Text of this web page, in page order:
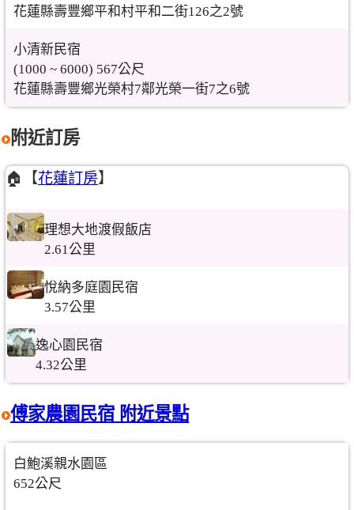
花蓮縣壽豐鄉平和村平和二街126之2號
小清新民宿
(1000 ~ 6000) 567公尺
花蓮縣壽豐鄉光榮村7鄰光榮一街7之6號
附近訂房
🏠【花蓮訂房】
理想大地渡假飯店
2.61公里
悅納多庭園民宿
3.57公里
逸心園民宿
4.32公里
傅家農園民宿 附近景點
白鮑溪親水園區
652公尺